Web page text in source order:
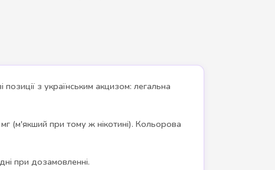
з українським акцизом: легальна
(м'якший при тому ж нікотині). Кольорова
при дозамовленні.